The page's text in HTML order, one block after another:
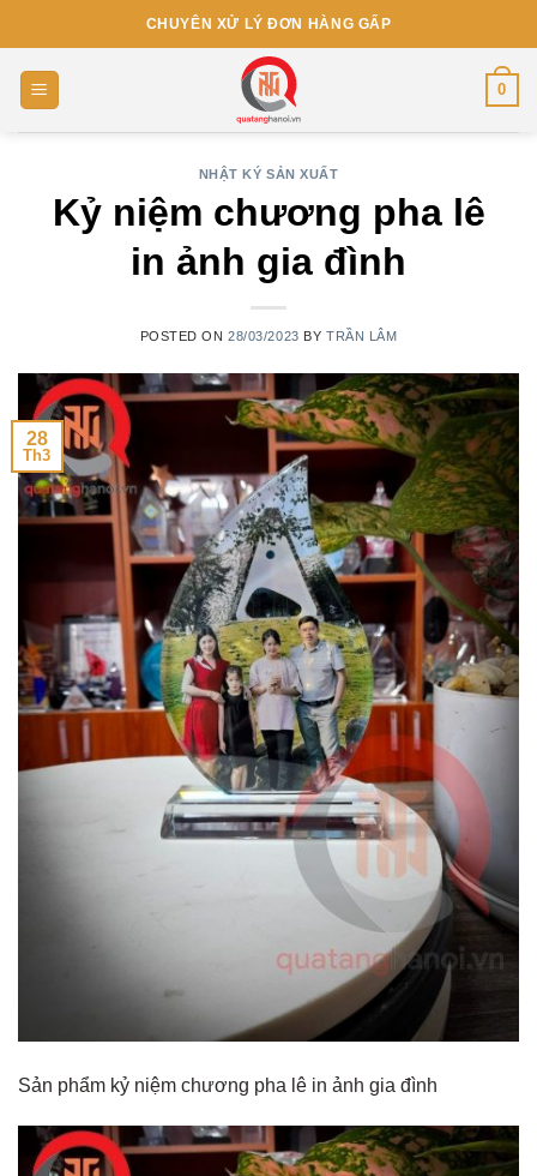
to
content
CHUYÊN XỬ LÝ ĐƠN HÀNG GẤP
0
NHẬT KÝ SẢN XUẤT
Kỷ niệm chương pha lê
in ảnh gia đình
POSTED ON28/03/2023 BY TRẦN LÂM
28
Th3
Sản phẩm kỷ niệm chương pha lê in ảnh gia đình